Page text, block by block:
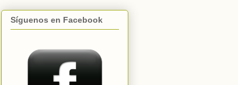
Síguenos en Facebook